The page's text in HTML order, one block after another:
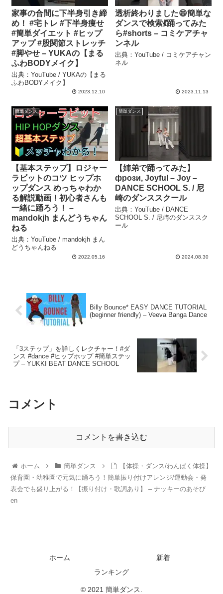
家事の合間に下半身引き締
め！ #宅トレ #下半身痩せ
#簡単ダイエット #ヒップ
アップ #股関節ストレッチ
#脚やせ – YUKAの【まる
ふわBODYメイク】
出典：YouTube / YUKAの【まる
ふわBODYメイク】
2023.12.10
透析終わりました😄簡単な
ダンスで検索💃踊ってみた
ら#shorts – コミケアチャ
ンネル
出典：YouTube / コミケアチャン
ネル
2023.11.13
簡単ダンス
【基本ステップ】ロジャー
ラビットのコツ ヒップホ
ップダンス めっちゃわか
る解説動画！初心者さんも
一緒に踊ろう！ –
mandokjh まんどうちゃん
ねる
出典：YouTube / mandokjh まん
どうちゃんねる
2022.05.16
簡単ダンス
【姉弟で踊ってみた】
фрози, Joyful – Joy –
DANCE SCHOOL S. / 尼
崎のダンススクール
出典：YouTube / DANCE
SCHOOL S. / 尼崎のダンススク
ール
2024.08.30
Billy Bounce* EASY DANCE TUTORIAL
(beginner friendly) – Veeva Banga Dance
「3ステップ」を詳しくレクチャー！#ダ
ンス #dance #ヒップホップ #簡単ステッ
プ – YUKKI BEAT DANCE SCHOOL
コメント
コメントを書き込む
ホーム 簡単ダンス
【体操・ダンス/わんぱく体操】
保育園・幼稚園で元気に踊ろう！簡単振り付けアレンジ/運動会・発
表会でも盛り上がる！【振り付け・歌詞あり】 – ナッキーのあそび
en
ホーム
新着
ランキング
© 2021 簡単ダンス.